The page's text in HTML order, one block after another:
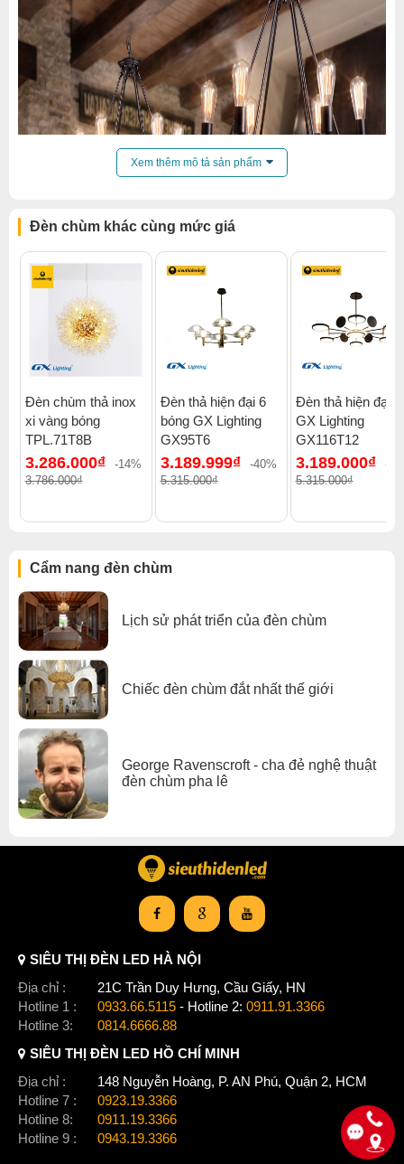
đèn chùm.
Xem thêm:Đèn chùm hiện đại
Đèn chùm sắt sơn tĩnh điện , Đèn chùm phòng thờ
Đèn chùm đèn chùm gx lighting
Xem thêm mô tả sản phẩm
Đèn chùm khác cùng mức giá
Đèn chùm thả inox
xi vàng bóng
TPL.71T8B
3.286.000₫
-14%
3.786.000₫
Đèn thả hiện đại 6
bóng GX Lighting
GX95T6
3.189.999₫
-40%
5.315.000₫
Đèn thả hiện đại
GX Lighting
GX116T12
3.189.000₫
-
5.315.000₫
Cẩm nang đèn chùm
Lịch sử phát triển của đèn chùm
Chiếc đèn chùm đắt nhất thế giới
George Ravenscroft - cha đẻ nghệ thuật
đèn chùm pha lê
SIÊU THỊ ĐÈN LED HÀ NỘI
Địa chỉ :
21C Trần Duy Hưng, Cầu Giấy, HN
Hotline 1 :
0933.66.5115 - Hotline 2: 0911.91.3366
Hotline 3:
0814.6666.88
SIÊU THỊ ĐÈN LED HỒ CHÍ MINH
Địa chỉ :
148 Nguyễn Hoàng, P. AN Phú, Quận 2, HCM
Hotline 7 :
0923.19.3366
Hotline 8:
0911.19.3366
Hotline 9 :
0943.19.3366